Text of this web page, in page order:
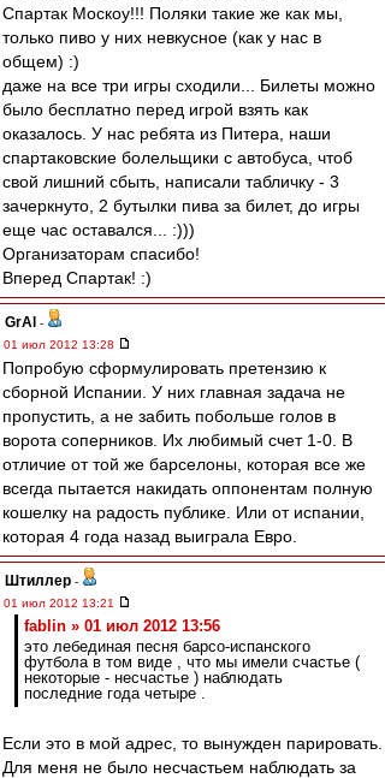
Спартак Москоу!!! Поляки такие же как мы,
только пиво у них невкусное (как у нас в
общем) :)
даже на все три игры сходили... Билеты можно
было бесплатно перед игрой взять как
оказалось. У нас ребята из Питера, наши
спартаковские болельщики с автобуса, чтоб
свой лишний сбыть, написали табличку - 3
зачеркнуто, 2 бутылки пива за билет, до игры
еще час оставался... :)))
Организаторам спасибо!
Вперед Спартак! :)
GrAl -
01 июл 2012 13:28
Попробую сформулировать претензию к
сборной Испании. У них главная задача не
пропустить, а не забить побольше голов в
ворота соперников. Их любимый счет 1-0. В
отличие от той же барселоны, которая все же
всегда пытается накидать оппонентам полную
кошелку на радость публике. Или от испании,
которая 4 года назад выиграла Евро.
Штиллер -
01 июл 2012 13:21
fablin » 01 июл 2012 13:56
это лебединая песня барсо-испанского
футбола в том виде , что мы имели счастье (
некоторые - несчастье ) наблюдать
последние года четыре .
Если это в мой адрес, то вынужден парировать.
Для меня не было несчастьем наблюдать за